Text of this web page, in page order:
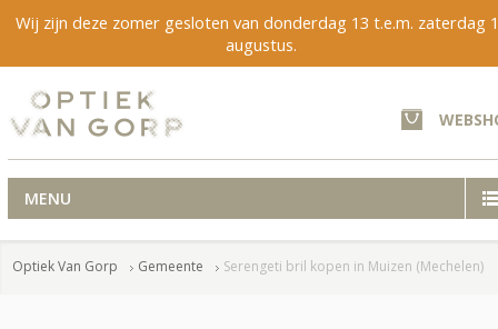
Wij zijn deze zomer gesloten van donderdag 13 t.e.m. zaterdag
augustus.
MENU
Optiek Van Gorp Gemeente Serengeti bril kopen in Muizen (Mechelen)